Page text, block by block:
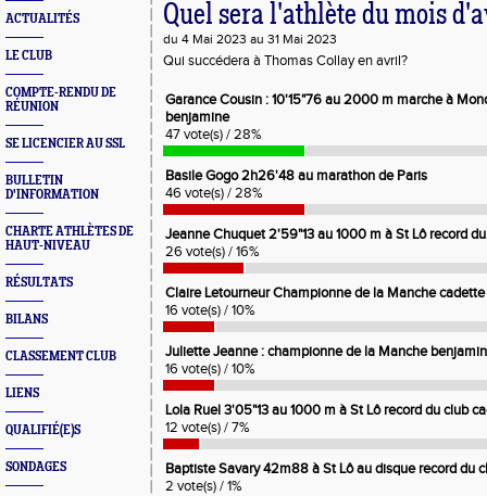
ACTUALITÉS
LE CLUB
COMPTE-RENDU DE
RÉUNION
SE LICENCIER AU SSL
BULLETIN
D'INFORMATION
CHARTE ATHLÈTES DE
HAUT-NIVEAU
RÉSULTATS
BILANS
CLASSEMENT CLUB
LIENS
QUALIFIÉ(E)S
SONDAGES
Quel sera l'athlète du mois
du 4 Mai 2023 au 31 Mai 2023
Qui succédera à Thomas Collay en avril?
Garance Cousin : 10'15"76 au 2000 m marche à
benjamine
47 vote(s) / 28%
Basile Gogo 2h26'48 au marathon de Paris
46 vote(s) / 28%
Jeanne Chuquet 2'59"13 au 1000 m à St Lô record
26 vote(s) / 16%
Claire Letourneur Championne de la Manche
16 vote(s) / 10%
Juliette Jeanne : championne de la Manche
16 vote(s) / 10%
Lola Ruel 3'05"13 au 1000 m à St Lô record du club
12 vote(s) / 7%
Baptiste Savary 42m88 à St Lô au disque record du
2 vote(s) / 1%